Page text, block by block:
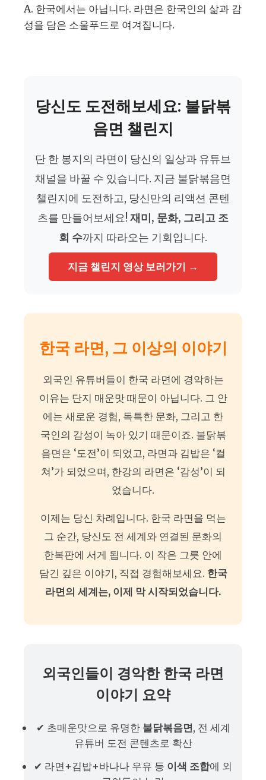
A. 한국에서는 아닙니다. 라면은 한국인의 삶과 감
성을 담은 소울푸드로 여겨집니다.
당신도 도전해보세요: 불닭볶
음면 챌린지
단 한 봉지의 라면이 당신의 일상과 유튜브
채널을 바꿀 수 있습니다. 지금 불닭볶음면
챌린지에 도전하고, 당신만의 리액션 콘텐
츠를 만들어보세요! 재미, 문화, 그리고 조
회 수까지 따라오는 기회입니다.
지금 챌린지 영상 보러가기 →
한국 라면, 그 이상의 이야기
외국인 유튜버들이 한국 라면에 경악하는
이유는 단지 매운맛 때문이 아닙니다. 그 안
에는 새로운 경험, 독특한 문화, 그리고 한
국인의 감성이 녹아 있기 때문이죠. 불닭볶
음면은 ‘도전’이 되었고, 라면과 김밥은 ‘컬
쳐’가 되었으며, 한강의 라면은 ‘감성’이 되
었습니다.
이제는 당신 차례입니다. 한국 라면을 먹는
그 순간, 당신도 전 세계와 연결된 문화의
한복판에 서게 됩니다. 이 작은 그릇 안에
담긴 깊은 이야기, 직접 경험해보세요. 한국
라면의 세계는, 이제 막 시작되었습니다.
외국인들이 경악한 한국 라면
이야기 요약
✔ 초매운맛으로 유명한 불닭볶음면, 전 세계
유튜버 도전 콘텐츠로 확산
✔ 라면+김밥+바나나 우유 등 이색 조합에 외